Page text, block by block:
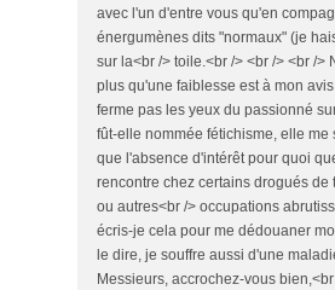
avec l'un d'entre vous qu'en
énergumènes dits "normaux" (je
sur la<br /> toile.<br /> <br /> <br />
plus qu'une faiblesse est à mon
ferme pas les yeux du passionné
fût-elle nommée fétichisme, elle
que l'absence d'intérêt pour quoi
rencontre chez certains drogués de
ou autres<br /> occupations
écris-je cela pour me dédouaner
le dire, je souffre aussi d'une
Messieurs, accrochez-vous